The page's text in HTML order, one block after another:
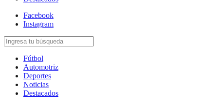
Facebook
Instagram
Fútbol
Automotriz
Deportes
Noticias
Destacados